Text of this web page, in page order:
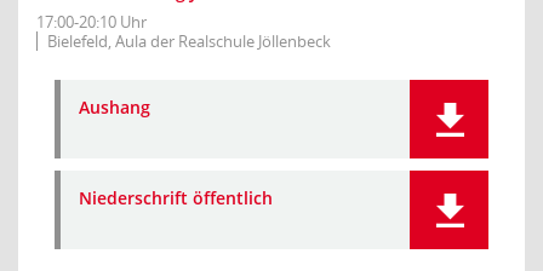
17:00-20:10 Uhr
Bielefeld, Aula der Realschule Jöllenbeck
Aushang
Niederschrift öffentlich